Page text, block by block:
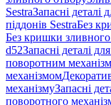
SestraЗапасні деталі
піддонів SestraБез
Без кришки
d52Запасні деталі
поворотним
механізмом
механізмуЗапасні
поворотного